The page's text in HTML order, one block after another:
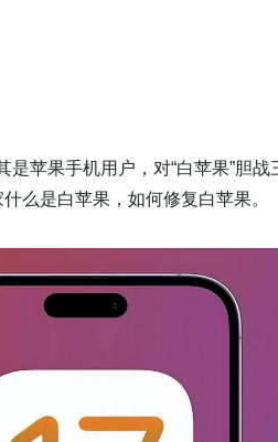
是苹果手机用户，对“白苹果”胆
么是白苹果，如何修复白苹果。